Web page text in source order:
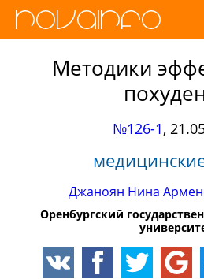
Методики
№126-1,
Джаноян Нина
Оренбургский